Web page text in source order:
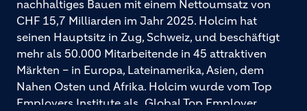
nachhaltiges Bauen mit einem Nettoumsatz von
CHF 15,7 Milliarden im Jahr 2025. Holcim hat
seinen Hauptsitz in Zug, Schweiz, und beschäftigt
mehr als 50.000 Mitarbeitende in 45 attraktiven
Märkten – in Europa, Lateinamerika, Asien, dem
Nahen Osten und Afrika. Holcim wurde vom Top
Employers Institute als „Global Top Employer